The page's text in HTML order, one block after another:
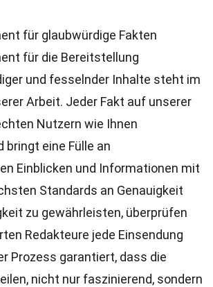
für glaubwürdige Fakten
für die Bereitstellung
und fesselnder Inhalte steht im
Arbeit. Jeder Fakt auf unserer
Nutzern wie Ihnen
bringt eine Fülle an
Einblicken und Informationen mit
Standards an Genauigkeit
zu gewährleisten, überprüfen
Redakteure jede Einsendung
Prozess garantiert, dass die
nicht nur faszinierend, sondern